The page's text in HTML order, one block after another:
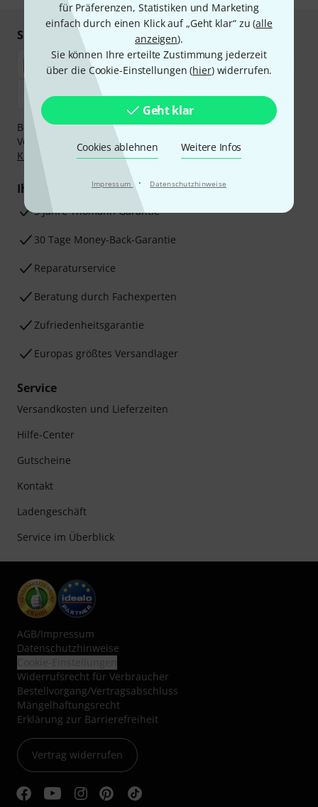
für Präferenzen, Statistiken und Marketing
einfach durch einen Klick auf „Geht klar“ zu (alle
anzeigen).
Sie können Ihre erteilte Zustimmung jederzeit
über die Cookie-Einstellungen (hier) widerrufen.
Geht klar
Cookies ablehnen Weitere Infos
Impressum · Datenschutzhinweise
Sicher einkaufen & bezahlen
Bezahlen Sie vertraulich und sicher per Nachnahme,
Vorkasse, PayPal, Amazon Pay,
Klarna Sofort bezahlen
Klarna Ratenzahlungoder Kreditkarte.
Ihre Vorteile
3 Jahre Thomann Garantie
30 Tage Money-Back-Garantie
Reparaturservice
Beratung durch Fachexperten
Zufriedenheitsgarantie
Europas größtes Versandlager
Service
Versandkosten und Lieferzeiten
Hilfe-Center
Gutscheine
Kontakt
Ladengeschäft
Service im Überblick
AGB/Impressum
Datenschutzhinweise
Widerrufsrecht für Verbraucher
Bestellvorgang/Vertragsabschluss
Mängelhaftungsrecht
Erklärung zur Barrierefreiheit
Vertrag widerrufen